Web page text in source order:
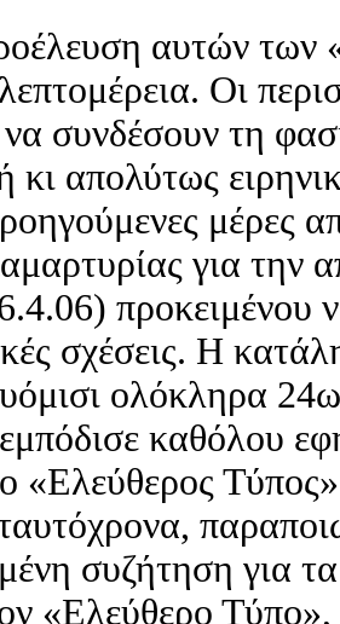
αυτών των
Οι
συνδέσουν τη
κι απολύτως
μέρες
για
προκειμένου
σχέσεις. Η
ολόκληρα
καθόλου
«Ελεύθερος
συζήτηση για
«Ελεύθερο